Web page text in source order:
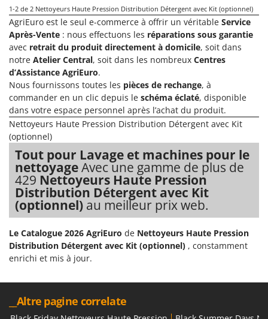
G
Générateurs d'air chaud
Godets à terre basculants pour tracteur
Groupes électrogènes
Gyrobroyeurs à lame pour tracteur
H
Haches - Cognées et Hachettes
Hachoirs à viande
Herses à Dents
Herses Rotatives
L
Lames à neige
Lames niveleuses pour tracteur
Lave-vitres
Lieuses électriques pour vignes
M
Docma
Dominion
Dreame
E
EcoFlow
Edilmark
Effeuno
Einhell
Elegen
Energy Gruppi
Enotecnica Pillan
Eschenfelder
EuroMech
Eurosystems
Famag
1-2 de 2 Nettoyeurs Haute Pression Distribution Détergent avec Kit (optionnel)
AgriEuro est le seul e-commerce à offrir un véritable Service
Après-Vente : nous effectuons les réparations sous garantie
avec retrait du produit directement à domicile, soit dans
notre Atelier Central, soit dans les nombreux Centres
d’Assistance AgriEuro.
Nous fournissons toutes les pièces de rechange, à
commander en un clic depuis le schéma éclaté, disponible
dans votre espace personnel après l’achat du produit.
Nettoyeurs Haute Pression Distribution Détergent avec Kit
(optionnel)
Tout pour Lavage et machines pour le
nettoyageAvec une gamme de plus de
429 Nettoyeurs Haute Pression
Distribution Détergent avec Kit
(optionnel) au meilleur prix web.
Le Catalogue 2026 AgriEuro de Nettoyeurs Haute Pression
Distribution Détergent avec Kit (optionnel) , constamment
enrichi et mis à jour.
__Altre pagine correlate